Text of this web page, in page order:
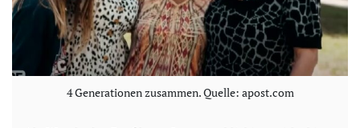
4 Generationen zusammen. Quelle: apost.com